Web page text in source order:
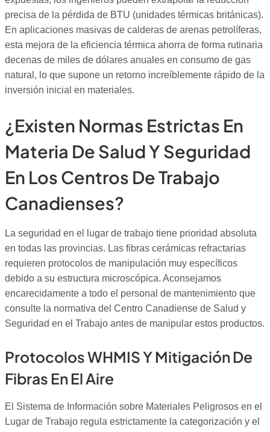
precisa de la pérdida de BTU (unidades térmicas británicas).
En aplicaciones masivas de calderas de arenas petrolíferas,
esta mejora de la eficiencia térmica ahorra de forma rutinaria
decenas de miles de dólares anuales en consumo de gas
natural, lo que supone un retorno increíblemente rápido de la
inversión inicial en materiales.
¿Existen Normas Estrictas En
Materia De Salud Y Seguridad
En Los Centros De Trabajo
Canadienses?
La seguridad en el lugar de trabajo tiene prioridad absoluta
en todas las provincias. Las fibras cerámicas refractarias
requieren protocolos de manipulación muy específicos
debido a su estructura microscópica. Aconsejamos
encarecidamente a todo el personal de mantenimiento que
consulte la normativa del Centro Canadiense de Salud y
Seguridad en el Trabajo antes de manipular estos productos.
Protocolos WHMIS Y Mitigación De
Fibras En El Aire
El Sistema de Información sobre Materiales Peligrosos en el
Lugar de Trabajo regula estrictamente la categorización y el